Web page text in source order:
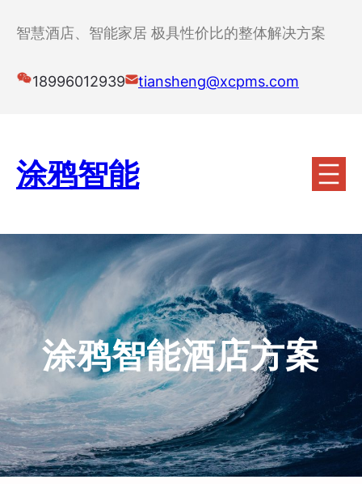
智慧酒店、智能家居 极具性价比的整体解决方案
18996012939 tiansheng@xcpms.com
涂鸦智能
涂鸦智能酒店方案